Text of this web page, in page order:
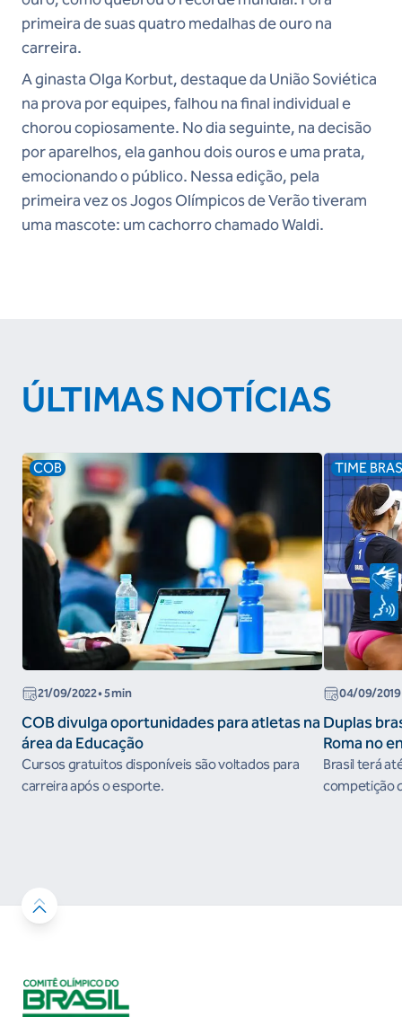
primeira de suas quatro medalhas de ouro na
carreira.
A ginasta Olga Korbut, destaque da União Soviética
na prova por equipes, falhou na final individual e
chorou copiosamente. No dia seguinte, na decisão
por aparelhos, ela ganhou dois ouros e uma prata,
emocionando o público. Nessa edição, pela
primeira vez os Jogos Olímpicos de Verão tiveram
uma mascote: um cachorro chamado Waldi.
ÚLTIMAS NOTÍCIAS
COB
21/09/2022• 5 min
COB divulga oportunidades para atletas na
área da Educação
Cursos gratuitos disponíveis são voltados para
carreira após o esporte.
TIME
04/09/2019
Duplas
Roma no
do
Brasil terá
competição